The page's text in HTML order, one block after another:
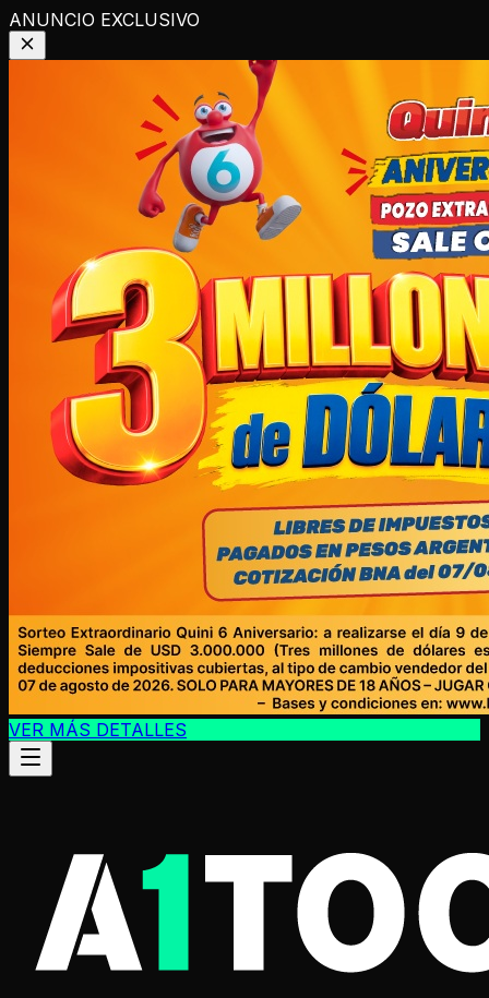
ANUNCIO EXCLUSIVO
VER MÁS DETALLES